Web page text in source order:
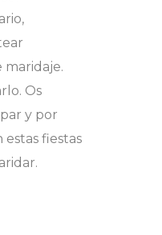
Os
y por
fiestas